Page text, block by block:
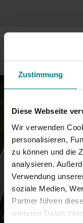
Zustimmung
Diese Webseite
Wir verwenden
personalisieren,
zu können und die
analysieren.
Verwendung
soziale Medien,
Partner führen
weiteren Daten